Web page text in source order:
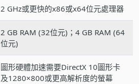
2 GHz或更快的x86或x64位元處理器
2 GB RAM (32位元)；4 GB RAM (64
位元)
圖形硬體加速需要DirectX 10圖形卡
及1280×800或更高解析度的螢幕